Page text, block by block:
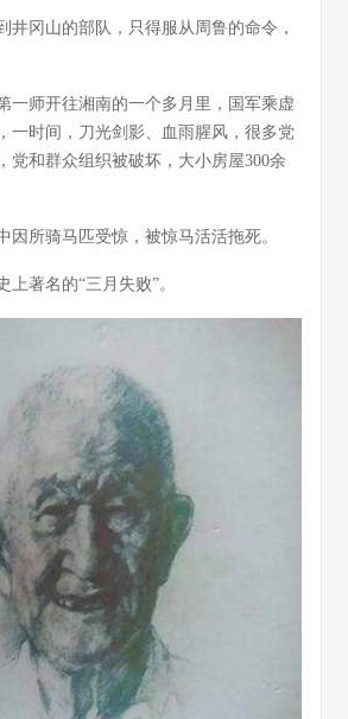
井冈山的部队，只得服从周鲁的命令，
一师开往湘南的一个多月里，国军乘虚
一时间，刀光剑影、血雨腥风，很多党
党和群众组织被破坏，大小房屋300余
因所骑马匹受惊，被惊马活活拖死。
上著名的“三月失败”。